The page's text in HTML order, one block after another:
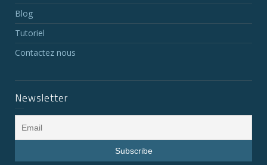
Blog
Tutoriel
Contactez nous
Newsletter